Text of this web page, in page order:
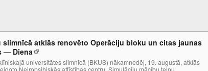
slimnīcā atklās renovēto Operāciju bloku un citas jaunas
— Diena
universitātes slimnīcā (BKUS) nākamnedēļ, 19. augustā, atklās
Neiropsihiskās attīstības centru, Simulāciju mācību telpu...